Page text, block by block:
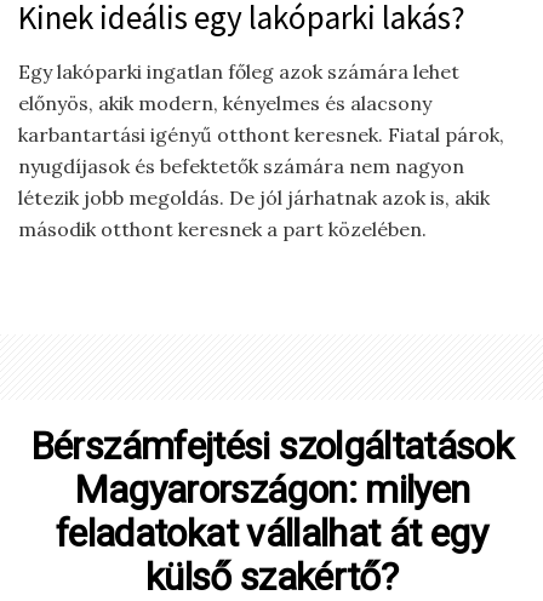
Kinek ideális egy lakóparki lakás?
Egy lakóparki ingatlan főleg azok számára lehet
előnyös, akik modern, kényelmes és alacsony
karbantartási igényű otthont keresnek. Fiatal párok,
nyugdíjasok és befektetők számára nem nagyon
létezik jobb megoldás. De jól járhatnak azok is, akik
második otthont keresnek a part közelében.
Bérszámfejtési szolgáltatások
Magyarországon: milyen
feladatokat vállalhat át egy
külső szakértő?